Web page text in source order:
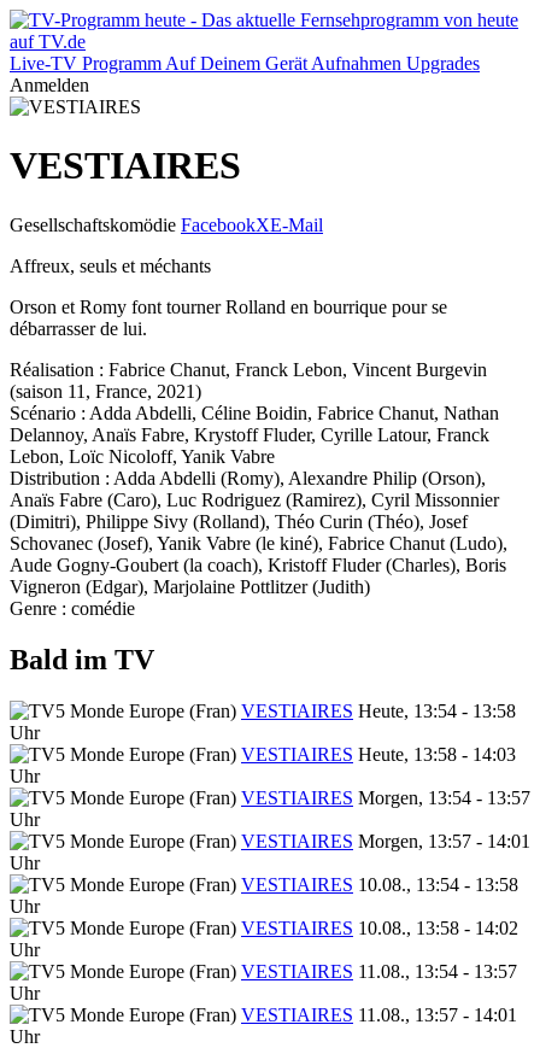
Live-TV Programm Auf Deinem Gerät Aufnahmen Upgrades
Anmelden
VESTIAIRES
Gesellschaftskomödie FacebookXE-Mail
Affreux, seuls et méchants
Orson et Romy font tourner Rolland en bourrique pour se
débarrasser de lui.
Réalisation : Fabrice Chanut, Franck Lebon, Vincent Burgevin
(saison 11, France, 2021)
Scénario : Adda Abdelli, Céline Boidin, Fabrice Chanut, Nathan
Delannoy, Anaïs Fabre, Krystoff Fluder, Cyrille Latour, Franck
Lebon, Loïc Nicoloff, Yanik Vabre
Distribution : Adda Abdelli (Romy), Alexandre Philip (Orson),
Anaïs Fabre (Caro), Luc Rodriguez (Ramirez), Cyril Missonnier
(Dimitri), Philippe Sivy (Rolland), Théo Curin (Théo), Josef
Schovanec (Josef), Yanik Vabre (le kiné), Fabrice Chanut (Ludo),
Aude Gogny-Goubert (la coach), Kristoff Fluder (Charles), Boris
Vigneron (Edgar), Marjolaine Pottlitzer (Judith)
Genre : comédie
Bald im TV
VESTIAIRES Heute, 13:54 - 13:58
Uhr
VESTIAIRES Heute, 13:58 - 14:03
Uhr
VESTIAIRES Morgen, 13:54 - 13:57
Uhr
VESTIAIRES Morgen, 13:57 - 14:01
Uhr
VESTIAIRES 10.08., 13:54 - 13:58
Uhr
VESTIAIRES 10.08., 13:58 - 14:02
Uhr
VESTIAIRES 11.08., 13:54 - 13:57
Uhr
VESTIAIRES 11.08., 13:57 - 14:01
Uhr